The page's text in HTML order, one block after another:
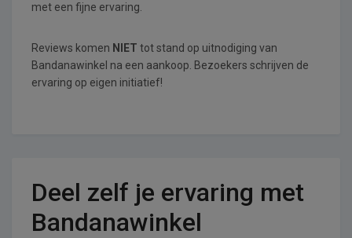
met een fijne ervaring.
Reviews komen NIET tot stand op uitnodiging van
Bandanawinkel na een aankoop. Bezoekers schrijven de
ervaring op eigen initiatief!
Deel zelf je ervaring met
Bandanawinkel